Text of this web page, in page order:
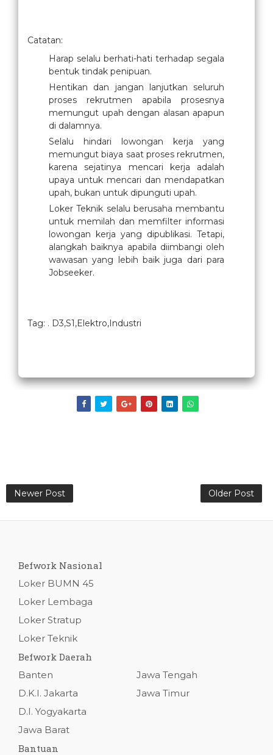
Catatan:
Harap selalu berhati-hati terhadap segala
bentuk tindak penipuan.
Hentikan dan jangan lanjutkan seluruh
proses rekrutmen apabila prosesnya
memungut upah dengan alasan apapun
di dalamnya.
Selalu hindari lowongan kerja yang
memungut biaya saat proses rekrutmen,
karena sejatinya mencari kerja adalah
upaya untuk mencari dan mendapatkan
upah, bukan untuk dipunguti upah.
Loker Teknik selalu berusaha membantu
untuk memilah dan memfilter informasi
lowongan kerja yang dipublikasi. Tetapi,
alangkah baiknya apabila diimbangi oleh
wawasan yang lebih baik juga dari para
Jobseeker.
Tag: . D3,S1,Elektro,Industri
Newer Post Older Post
Befwork Nasional
Loker BUMN 45
Loker Lembaga
Loker Stratup
Loker Teknik
Befwork Daerah
Banten
D.K.I. Jakarta
D.I. Yogyakarta
Jawa Barat
Jawa Tengah
Jawa Timur
Bantuan